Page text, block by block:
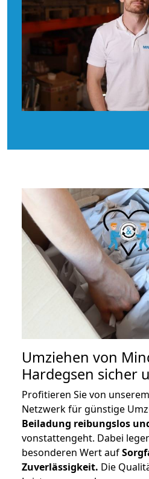
Umziehen von
Hardegsen sicher
Profitieren Sie von
Netzwerk für günstige
Beiladung reibungslos
vonstattengeht. Dabei
besonderen Wert auf
Zuverlässigkeit. Die